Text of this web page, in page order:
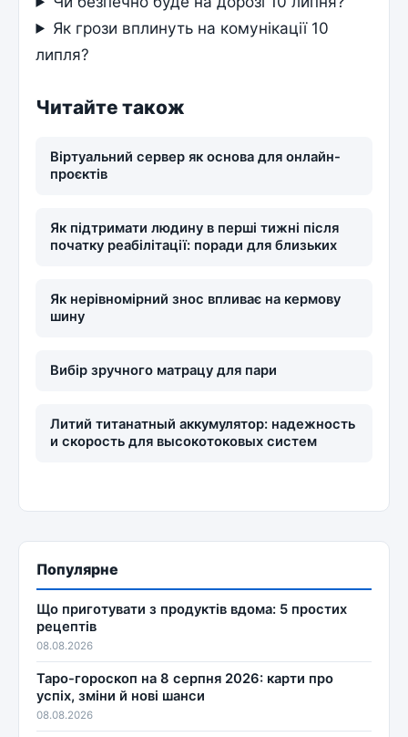
Як грози вплинуть на комунікації 10
липля?
Читайте також
Віртуальний сервер як основа для онлайн-
проєктів
Як підтримати людину в перші тижні після
початку реабілітації: поради для близьких
Як нерівномірний знос впливає на кермову
шину
Вибір зручного матрацу для пари
Литий титанатный аккумулятор: надежность
и скорость для высокотоковых систем
Популярне
Що приготувати з продуктів вдома: 5 простих
рецептів
08.08.2026
Таро-гороскоп на 8 серпня 2026: карти про
успіх, зміни й нові шанси
08.08.2026